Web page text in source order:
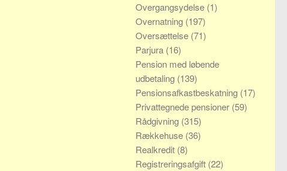
Overgangsydelse (1)
Overnatning (197)
Oversættelse (71)
Parjura (16)
Pension med løbende
udbetaling (139)
Pensionsafkastbeskatning (17)
Privattegnede pensioner (59)
Rådgivning (315)
Rækkehuse (36)
Realkredit (8)
Registreringsafgift (22)